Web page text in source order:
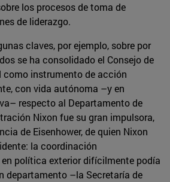
los procesos de toma de
de liderazgo.
claves, por ejemplo, sobre por
se ha consolidado el Consejo de
como instrumento de acción
con vida autónoma –y en
respecto al Departamento de
Nixon fue su gran impulsora,
de Eisenhower, de quien Nixon
la coordinación
política exterior difícilmente podía
departamento –la Secretaría de